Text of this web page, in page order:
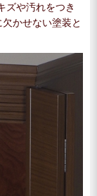
ズや汚れをつき
かせない塗装と